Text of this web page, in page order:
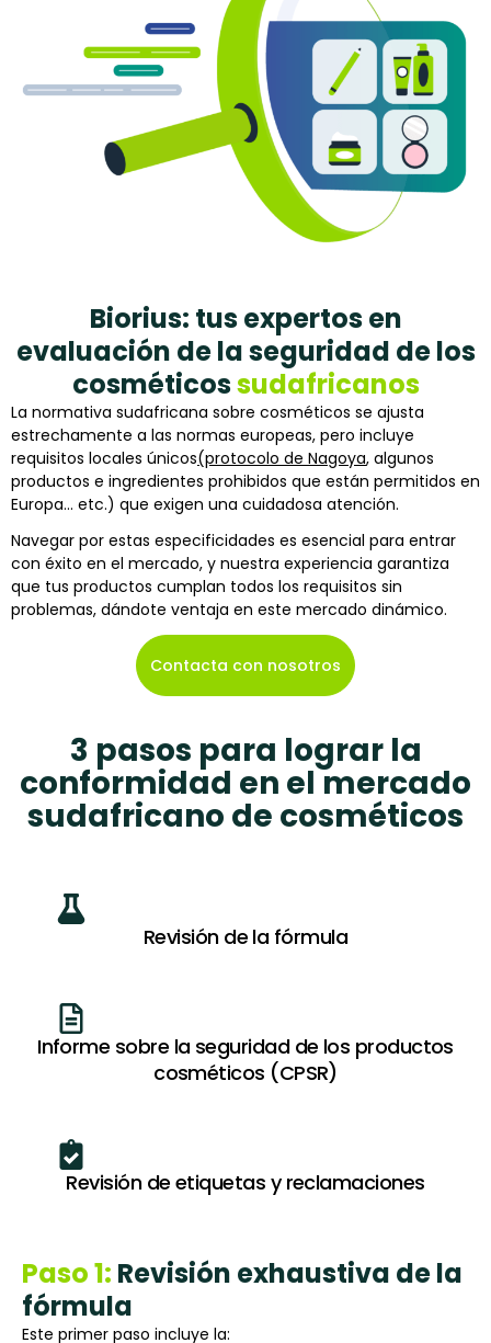
Biorius: tus expertos en
evaluación de la seguridad de los
cosméticossudafricanos
La normativa sudafricana sobre cosméticos se ajusta
estrechamente a las normas europeas, pero incluye
requisitos locales únicos(protocolo de Nagoya, algunos
productos e ingredientes prohibidos que están permitidos en
Europa… etc.) que exigen una cuidadosa atención.
Navegar por estas especificidades es esencial para entrar
con éxito en el mercado, y nuestra experiencia garantiza
que tus productos cumplan todos los requisitos sin
problemas, dándote ventaja en este mercado dinámico.
Contacta con nosotros
3 pasos para lograr la
conformidad en el mercado
sudafricano de cosméticos
Revisión de la fórmula
Informe sobre la seguridad de los productos
cosméticos (CPSR)
Revisión de etiquetas y reclamaciones
Paso 1: Revisión exhaustiva de la
fórmula
Este primer paso incluye la: